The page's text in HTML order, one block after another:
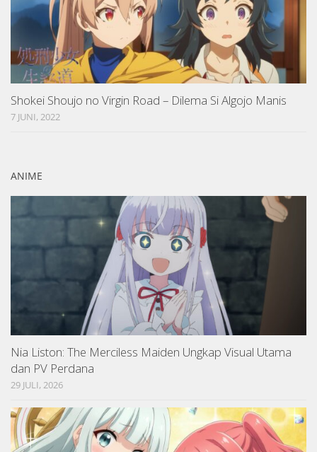
Shokei Shoujo no Virgin Road – Dilema Si Algojo Manis
7 JUNI, 2022
ANIME
Nia Liston: The Merciless Maiden Ungkap Visual Utama
dan PV Perdana
29 JULI, 2026